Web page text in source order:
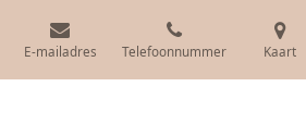
E-mailadres Telefoonnummer Kaart